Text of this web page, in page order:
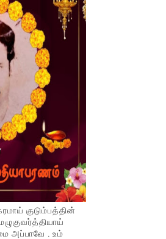
குடும்பத்தின்
அப்பாவே . உம்